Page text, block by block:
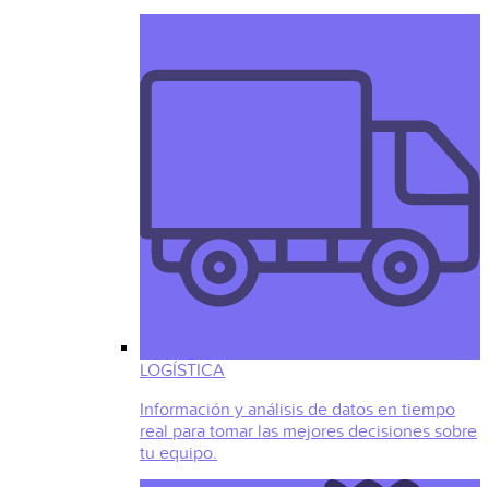
LOGÍSTICA
Información y análisis de datos en tiempo
real para tomar las mejores decisiones sobre
tu equipo.